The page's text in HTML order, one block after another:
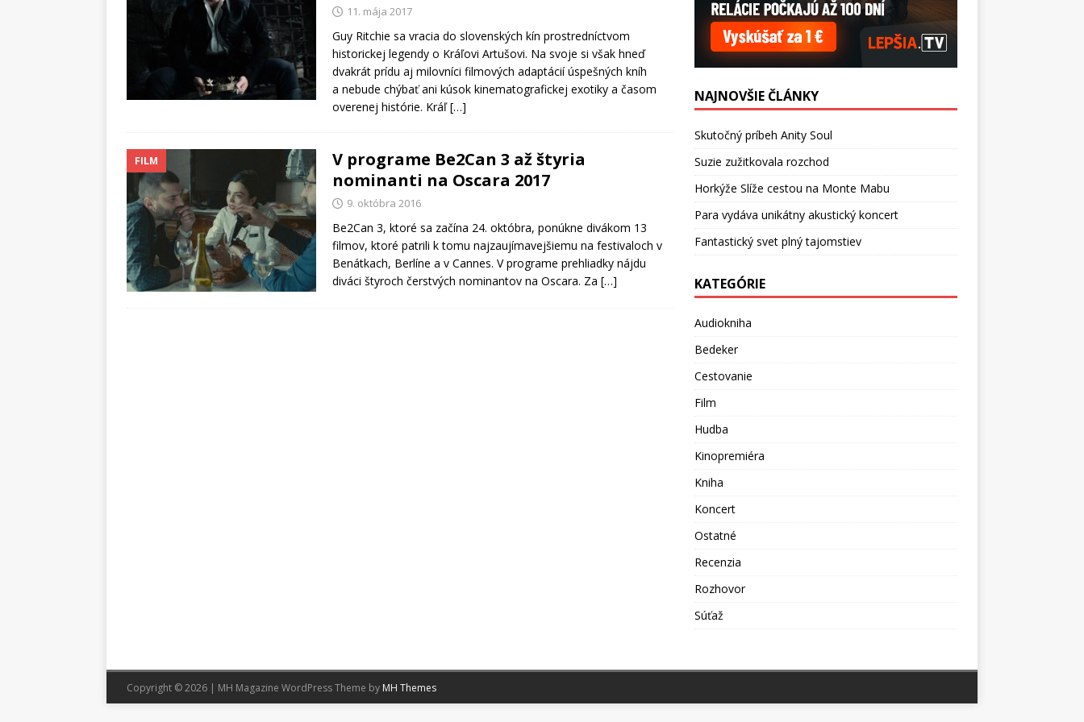
11. mája 2017
Guy Ritchie sa vracia do slovenských kín prostredníctvom
historickej legendy o Kráľovi Artušovi. Na svoje si však hneď
dvakrát prídu aj milovníci filmových adaptácií úspešných kníh
a nebude chýbať ani kúsok kinematografickej exotiky a časom
overenej histórie. Kráľ[…]
FILM
V programe Be2Can 3 až štyria
nominanti na Oscara 2017
9. októbra 2016
Be2Can 3, ktoré sa začína 24. októbra, ponúkne divákom 13
filmov, ktoré patrili k tomu najzaujímavejšiemu na festivaloch v
Benátkach, Berlíne a v Cannes. V programe prehliadky nájdu
diváci štyroch čerstvých nominantov na Oscara. Za […]
NAJNOVŠIE ČLÁNKY
Skutočný príbeh Anity Soul
Suzie zužitkovala rozchod
Horkýže Slíže cestou na Monte Mabu
Para vydáva unikátny akustický koncert
Fantastický svet plný tajomstiev
KATEGÓRIE
Audiokniha
Bedeker
Cestovanie
Film
Hudba
Kinopremiéra
Kniha
Koncert
Ostatné
Recenzia
Rozhovor
Súťaž
Copyright © 2026 | MH Magazine WordPress Theme by MH Themes